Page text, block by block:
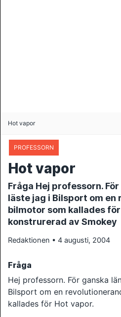
Hot vapor
PROFESSORN
Hot vapor
Fråga Hej professorn.
läste jag i Bilsport om
bilmotor som kallades
konstrurerad av Smokey
Redaktionen • 4 augusti, 2004
Fråga
Hej professorn. För ganska
Bilsport om en
kallades för Hot vapor.